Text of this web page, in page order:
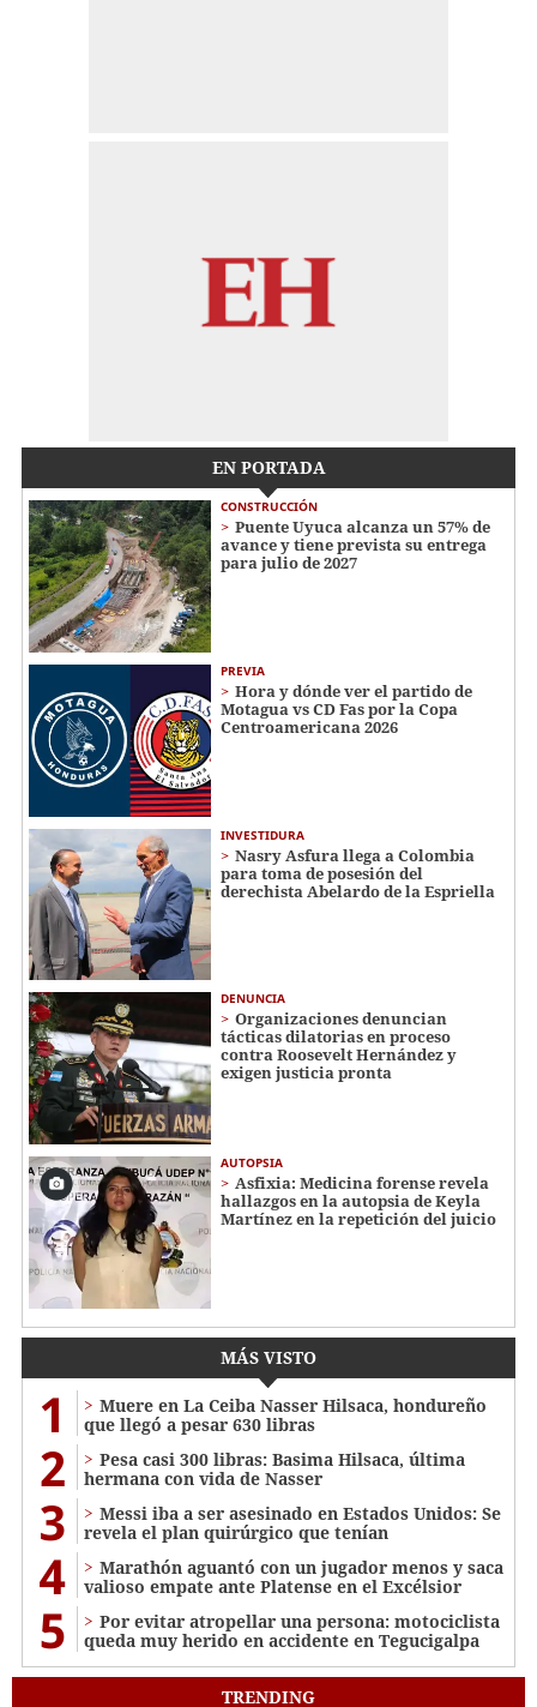
EN PORTADA
CONSTRUCCIÓN
Puente Uyuca alcanza un 57% de
avance y tiene prevista su entrega
para julio de 2027
PREVIA
Hora y dónde ver el partido de
Motagua vs CD Fas por la Copa
Centroamericana 2026
INVESTIDURA
Nasry Asfura llega a Colombia
para toma de posesión del
derechista Abelardo de la Espriella
DENUNCIA
Organizaciones denuncian
tácticas dilatorias en proceso
contra Roosevelt Hernández y
exigen justicia pronta
AUTOPSIA
Asfixia: Medicina forense revela
hallazgos en la autopsia de Keyla
Martínez en la repetición del juicio
MÁS VISTO
1
Muere en La Ceiba Nasser Hilsaca, hondureño
que llegó a pesar 630 libras
2
Pesa casi 300 libras: Basima Hilsaca, última
hermana con vida de Nasser
3
Messi iba a ser asesinado en Estados Unidos: Se
revela el plan quirúrgico que tenían
4
Marathón aguantó con un jugador menos y saca
valioso empate ante Platense en el Excélsior
5
Por evitar atropellar una persona: motociclista
queda muy herido en accidente en Tegucigalpa
TRENDING